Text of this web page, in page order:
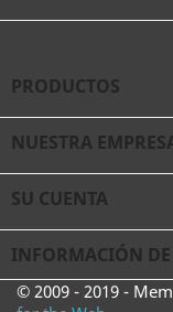
PRODUCTOS
NUESTRA
SU CUENTA
INFORMACIÓN
© 2009 - 2019 -